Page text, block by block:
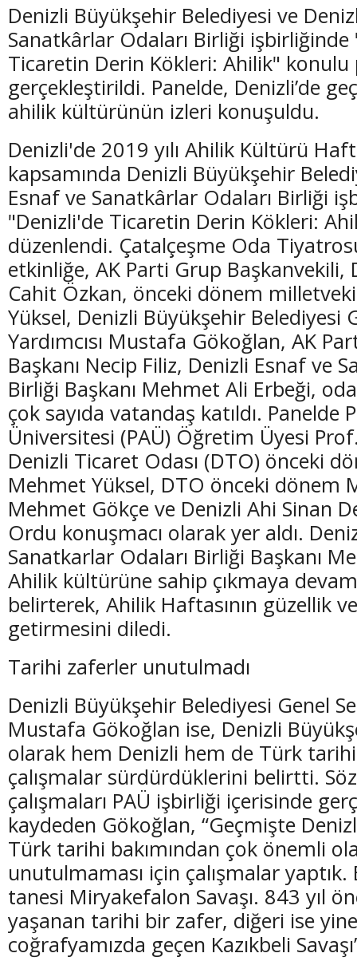
Denizli Büyükşehir Belediyesi ve
Sanatkârlar Odaları Birliği işbirliğinde
Ticaretin Derin Kökleri: Ahilik" konulu
gerçekleştirildi. Panelde, Denizli’de
ahilik kültürünün izleri konuşuldu.
Denizli'de 2019 yılı Ahilik Kültürü
kapsamında Denizli Büyükşehir
Esnaf ve Sanatkârlar Odaları Birliği
"Denizli'de Ticaretin Derin Kökleri:
düzenlendi. Çatalçeşme Oda
etkinliğe, AK Parti Grup Başkanvekili,
Cahit Özkan, önceki dönem
Yüksel, Denizli Büyükşehir Belediyesi
Yardımcısı Mustafa Gökoğlan, AK
Başkanı Necip Filiz, Denizli Esnaf ve
Birliği Başkanı Mehmet Ali Erbeği,
çok sayıda vatandaş katıldı. Panelde
Üniversitesi (PAÜ) Öğretim Üyesi
Denizli Ticaret Odası (DTO) önceki
Mehmet Yüksel, DTO önceki dönem
Mehmet Gökçe ve Denizli Ahi Sinan
Ordu konuşmacı olarak yer aldı.
Sanatkarlar Odaları Birliği Başkanı
Ahilik kültürüne sahip çıkmaya
belirterek, Ahilik Haftasının güzellik
getirmesini diledi.
Tarihi zaferler unutulmadı
Denizli Büyükşehir Belediyesi Genel
Mustafa Gökoğlan ise, Denizli
olarak hem Denizli hem de Türk tarihi
çalışmalar sürdürdüklerini belirtti.
çalışmaları PAÜ işbirliği içerisinde
kaydeden Gökoğlan, “Geçmişte
Türk tarihi bakımından çok önemli
unutulmaması için çalışmalar
tanesi Miryakefalon Savaşı. 843 yıl
yaşanan tarihi bir zafer, diğeri ise
coğrafyamızda geçen Kazıkbeli
(20 Şubat - 20 Mart)
Balık Burcunun 08.08.2026 Günlük Yorumu
(21 Mart - 20
Koç